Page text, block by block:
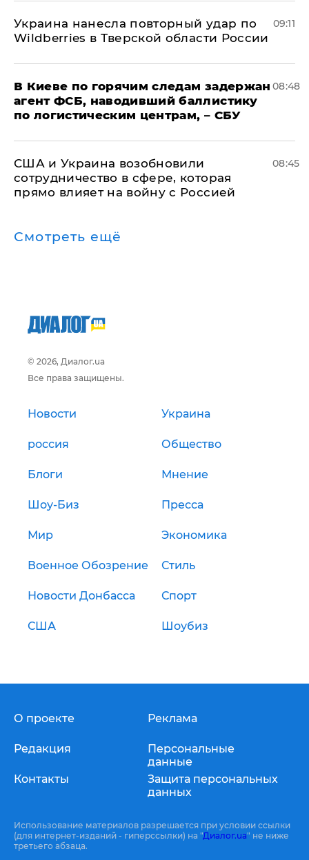
Украина нанесла повторный удар по
Wildberries в Тверской области России
09:11
В Киеве по горячим следам задержан
агент ФСБ, наводивший баллистику
по логистическим центрам, – СБУ
08:48
США и Украина возобновили
сотрудничество в сфере, которая
прямо влияет на войну с Россией
08:45
Смотреть ещё
© 2026, Диалог.ua
Все права защищены.
Новости Украина
россия Общество
Блоги Мнение
Шоу-Биз Пресса
Мир Экономика
Военное Обозрение Стиль
Новости Донбасса Спорт
США Шоубиз
О проекте
Редакция
Контакты
Реклама
Персональные
данные
Защита персональных
данных
Использование материалов разрешается при условии ссылки
(для интернет-изданий - гиперссылки) на "Диалог.ua" не ниже
третьего абзаца.